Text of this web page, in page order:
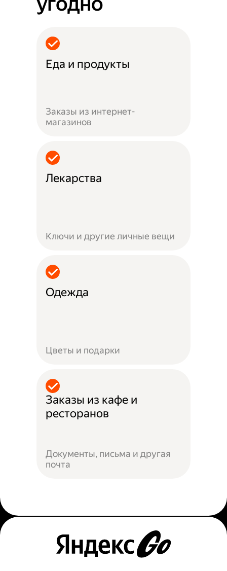
Еда и продукты
Заказы из интернет-
магазинов
Лекарства
Ключи и другие личные вещи
Одежда
Цветы и подарки
Заказы из кафе и
ресторанов
Документы, письма и другая
почта